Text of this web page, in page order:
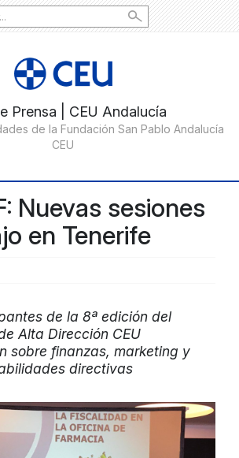
Nuevas sesiones
en Tenerife
de la 8ª edición del
Alta Dirección CEU
sobre finanzas, marketing y
directivas